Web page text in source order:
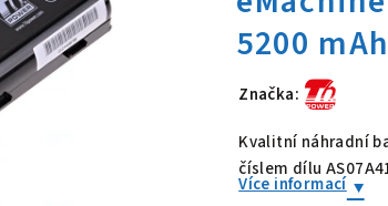
Značka:
Baterie
Kvalitní náhradní
číslem dílu
Více informací